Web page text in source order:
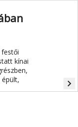
kínai
navigate_next